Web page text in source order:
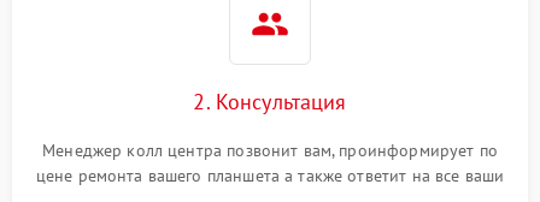
Питание и аккумулятор
2. Консультация
Менеджер колл центра позвонит вам, проинформирует по
цене ремонта вашего планшета а также ответит на все ваши